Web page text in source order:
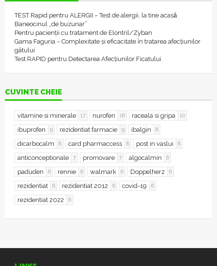
TEST Rapid pentru ALERGII – Test de alergii, la tine acasǎ
Baneocinul „de buzunar”
Pentru pacienții cu tratament de Elontril/Zyban
Gama Faguria – Complexitate și eficacitate în tratarea afecțiunilor
gâtului
Test RAPID pentru Detectarea Afecțiunilor Ficatului
CUVINTE CHEIE
vitamine si minerale 17 nurofen 16 raceala si gripa 10
ibuprofen 9 rezidentiat farmacie 9 ibalgin 8
dicarbocalm 8 card pharmaccess 8 post in vaslui 8
anticonceptionale 7 promovare 7 algocalmin 6
paduden 6 rennie 6 walmark 6 Doppelherz 6
rezidentiat 6 rezidentiat 2012 6 covid-19 6
rezidentiat 2022 6